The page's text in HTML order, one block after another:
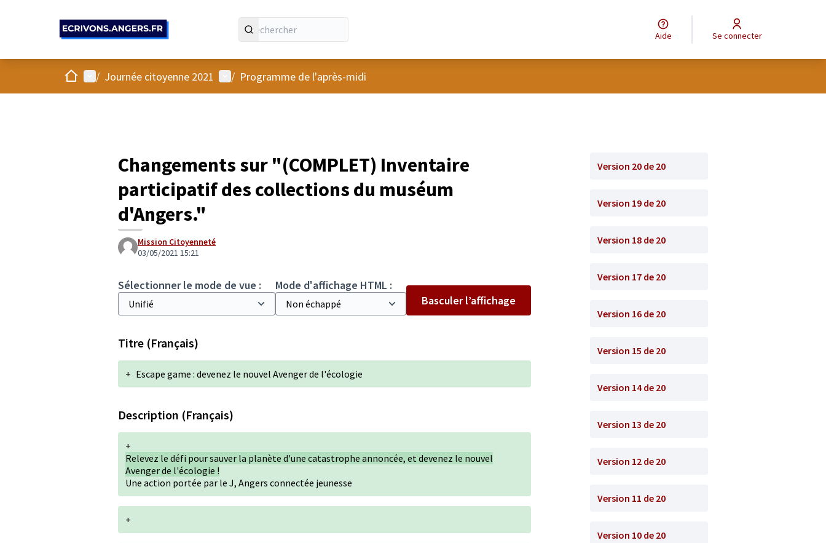
Aide Se connecter
AccueilMenu principal
/ Journée citoyenne 2021 Menu utilisateur
/ Programme de l'après-midi
Changements sur "(COMPLET) Inventaire
participatif des collections du muséum
d'Angers."
Mission Citoyenneté
03/05/2021 15:21
Sélectionner le mode de vue :
Mode d'affichage HTML :
Basculer l’affichage
Titre (Français)
+ Escape game : devenez le nouvel Avenger de l'écologie
Description (Français)
+
Relevez le défi pour sauver la planète d'une catastrophe annoncée, et devenez le nouvel
Avenger de l'écologie !
Une action portée par le J, Angers connectée jeunesse
+
Version 20 de 20
Version 19 de 20
Version 18 de 20
Version 17 de 20
Version 16 de 20
Version 15 de 20
Version 14 de 20
Version 13 de 20
Version 12 de 20
Version 11 de 20
Version 10 de 20